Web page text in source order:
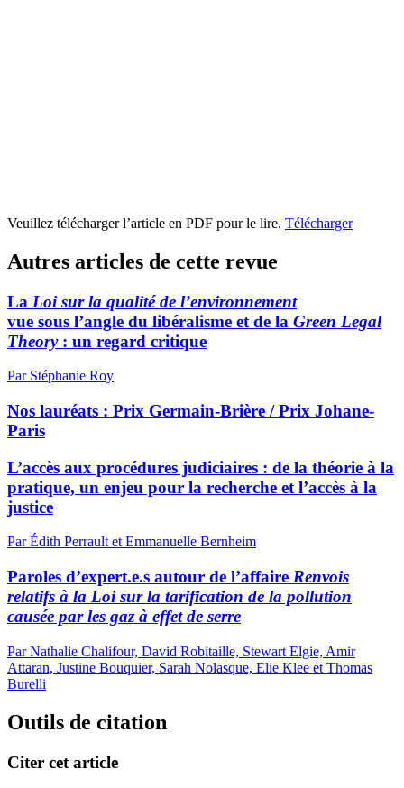
Veuillez télécharger l’article en PDF pour le lire. Télécharger
Autres articles de cette revue
La Loi sur la qualité de l’environnement
vue sous l’angle du libéralisme et de la Green Legal
Theory: un regard critique
Par Stéphanie Roy
Nos lauréats : Prix Germain-Brière / Prix Johane-
Paris
L’accès aux procédures judiciaires : de la théorie à la
pratique, un enjeu pour la recherche et l’accès à la
justice
Par Édith Perrault et Emmanuelle Bernheim
Paroles d’expert.e.s autour de l’affaire Renvois
relatifs à la Loi sur la tarification de la pollution
causée par les gaz à effet de serre
Par Nathalie Chalifour, David Robitaille, Stewart Elgie, Amir
Attaran, Justine Bouquier, Sarah Nolasque, Elie Klee et Thomas
Burelli
Outils de citation
Citer cet article